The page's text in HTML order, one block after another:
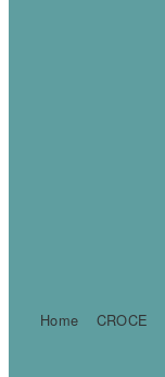
Home CROCE